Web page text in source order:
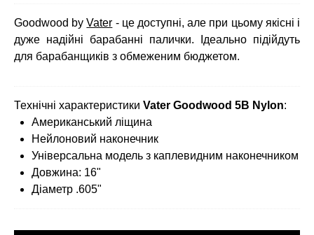
Goodwood byVater - це доступні, але при цьому якісні і
дуже надійні барабанні палички. Ідеально підійдуть
для барабанщиків з обмеженим бюджетом.
Технічні характеристики Vater Goodwood 5B Nylon:
Американський ліщина
Нейлоновий наконечник
Універсальна модель з каплевидним наконечником
Довжина: 16"
Діаметр .605"